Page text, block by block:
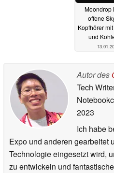
Moondrop
offene
Kopfhörer
und
Autor des
Tech
2023
Ich habe
Expo und anderen gearbeitet
Technologie eingesetzt wird,
zu entwickeln und